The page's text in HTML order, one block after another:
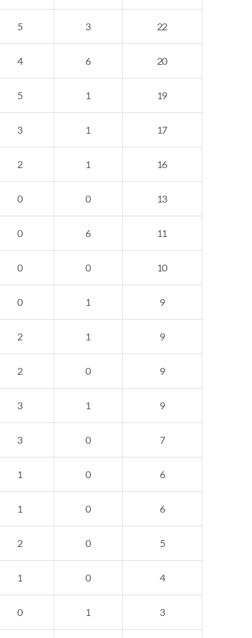
5 3 22
4 6 20
5 1 19
3 1 17
2 1 16
0 0 13
0 6 11
0 0 10
0 1 9
2 1 9
2 0 9
3 1 9
3 0 7
1 0 6
1 0 6
2 0 5
1 0 4
0 1 3